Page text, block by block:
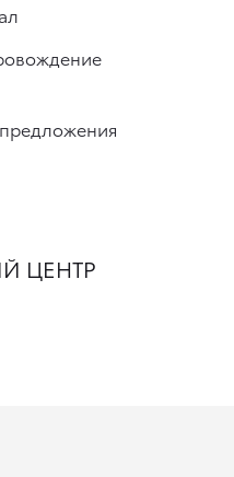
ЦЕНТР